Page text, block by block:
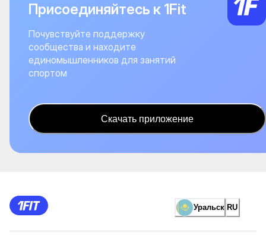
Присоединяйтесь к 1Fit
Почувствуйте поддержку
сообщества и находите
единомышленников для занятий
спортом
Скачать приложение
Уральск RU